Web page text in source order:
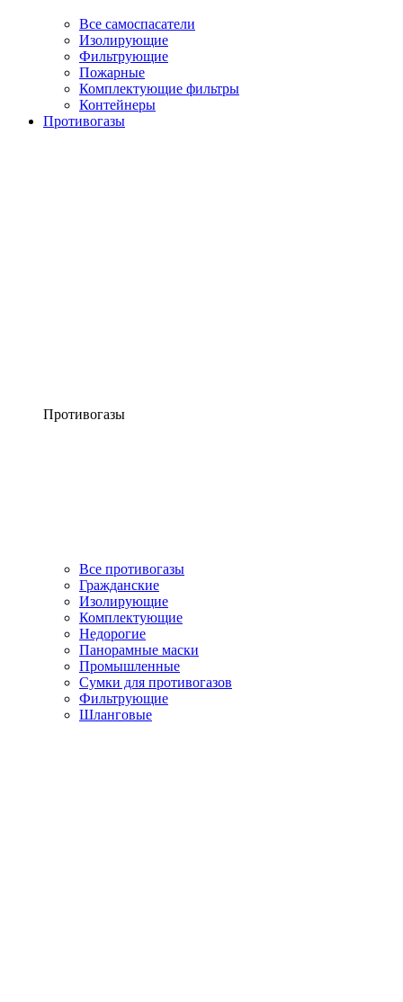
Все самоспасатели
Изолирующие
Фильтрующие
Пожарные
Комплектующие фильтры
Контейнеры
Противогазы
Противогазы
Все противогазы
Гражданские
Изолирующие
Комплектующие
Недорогие
Панорамные маски
Промышленные
Сумки для противогазов
Фильтрующие
Шланговые